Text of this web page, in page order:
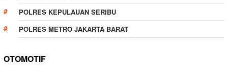
POLRES KEPULAUAN SERIBU
POLRES METRO JAKARTA BARAT
OTOMOTIF